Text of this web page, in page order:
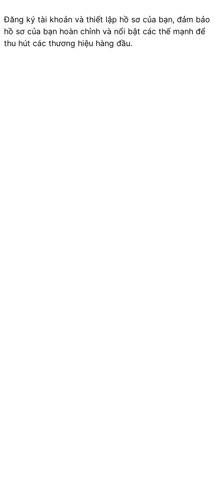
Đăng ký tài khoản và thiết lập hồ sơ của bạn, đảm bảo
hồ sơ của bạn hoàn chỉnh và nổi bật các thế mạnh để
thu hút các thương hiệu hàng đầu.